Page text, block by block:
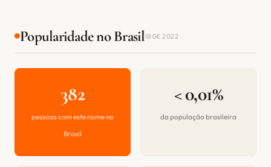
Popularidade no BrasilIBGE 2022
382
pessoas com este nome no
Brasil
< 0,01%
da população brasileira